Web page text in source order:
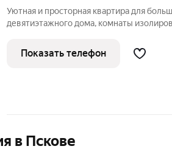
Уютная и просторная квартира для
девятиэтажного дома, комнаты
вместительные системы хранения. Кухня 8 м квадратная,
легко установить и
Показать телефон
в Пскове